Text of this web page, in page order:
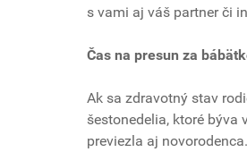
s vami aj váš partner či
Čas na presun za
Ak sa zdravotný stav
šestonedelia, ktoré býva
previezla aj novorodenca.